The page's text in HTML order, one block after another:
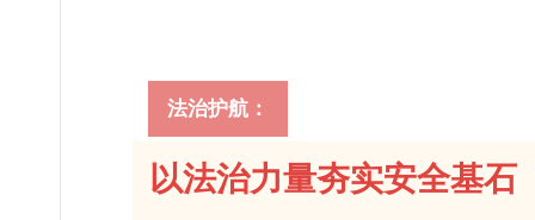
法治护航：
以法治力量夯实安全基石